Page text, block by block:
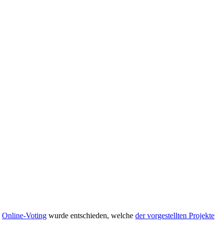
Online-Voting wurde entschieden, welche der vorgestellten Projekte